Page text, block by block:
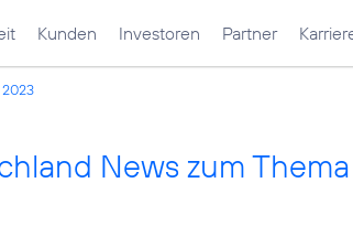
Kunden Investoren Partner
News zum